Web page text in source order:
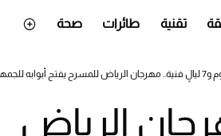
تقنية طائرات صحة
مهرجان الرياض